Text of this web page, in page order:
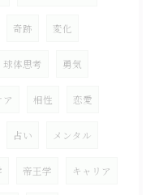
奇跡 変化
球体思考 勇気
ア 相性 恋愛
占い メンタル
帝王学 キャリア